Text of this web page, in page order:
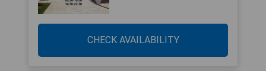
CHECK AVAILABILITY